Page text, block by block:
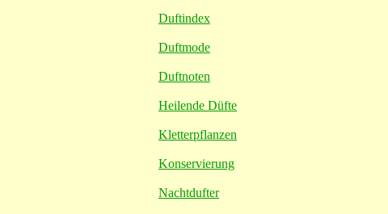
Duftindex
Duftmode
Duftnoten
Heilende Düfte
Kletterpflanzen
Konservierung
Nachtdufter